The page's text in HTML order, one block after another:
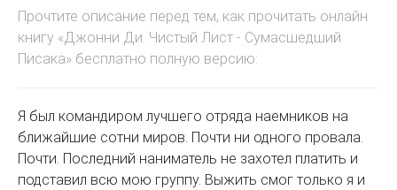
Прочтите описание перед тем, как прочитать онлайн
книгу «Джонни Ди. Чистый Лист - Сумасшедший
Писака» бесплатно полную версию:
Я был командиром лучшего отряда наемников на
ближайшие сотни миров. Почти ни одного провала.
Почти. Последний наниматель не захотел платить и
подставил всю мою группу. Выжить смог только я и